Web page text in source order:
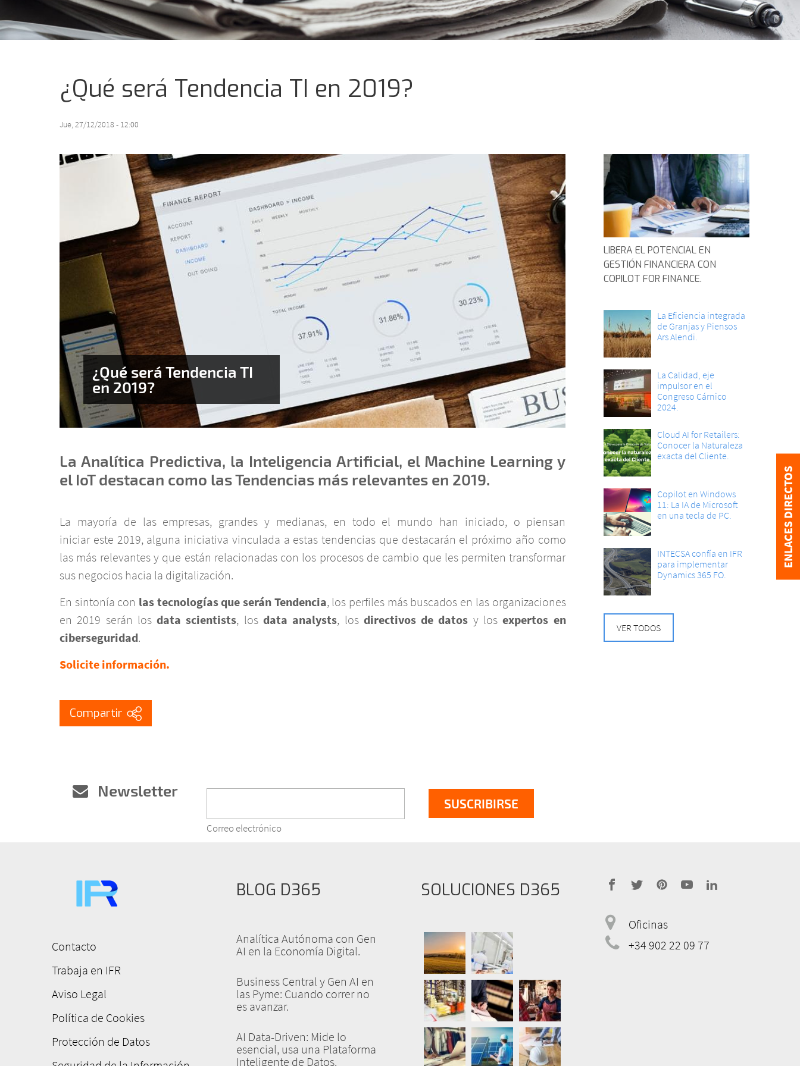
¿Qué será Tendencia TI en 2019?
Jue, 27/12/2018 - 12:00
¿Qué será Tendencia TI
en 2019?
La Analítica Predictiva, la Inteligencia Artificial, el Machine Learning y
el IoT destacan como las Tendencias más relevantes en 2019.
La mayoría de las empresas, grandes y medianas, en todo el mundo han iniciado, o piensan
iniciar este 2019, alguna iniciativa vinculada a estas tendencias que destacarán el próximo año como
las más relevantes y que están relacionadas con los procesos de cambio que les permiten transformar
sus negocios hacia la digitalización.
En sintonía con las tecnologías que serán Tendencia, los perfiles más buscados en las organizaciones
en 2019 serán los data scientists, los data analysts, los directivos de datos y losexpertos en
ciberseguridad.
Solicite información.
LIBERA EL POTENCIAL EN
GESTIÓN FINANCIERA CON
COPILOT FOR FINANCE.
La Eficiencia integrada
de Granjas y Piensos
Ars Alendi.
La Calidad, eje
impulsor en el
Congreso Cárnico
2024.
Cloud AI for Retailers:
Conocer la Naturaleza
exacta del Cliente.
Copilot en Windows
11: La IA de Microsoft
en una tecla de PC.
INTECSA confía en IFR
para implementar
Dynamics 365 FO.
VER TODOS
Newsletter
Correo electrónico
Menú
pie
de
página
Contacto
Trabaja en IFR
Aviso Legal
Política de Cookies
Protección de Datos
BLOG D365
Analítica Autónoma con Gen
AI en la Economía Digital.
Business Central y Gen AI en
las Pyme: Cuando correr no
es avanzar.
AI Data-Driven: Mide lo
esencial, usa una Plataforma
Inteligente de Datos.
SOLUCIONES D365
address
Oficinas
telephone
+34 902 22 09 77
ENLACES DIRECTOS